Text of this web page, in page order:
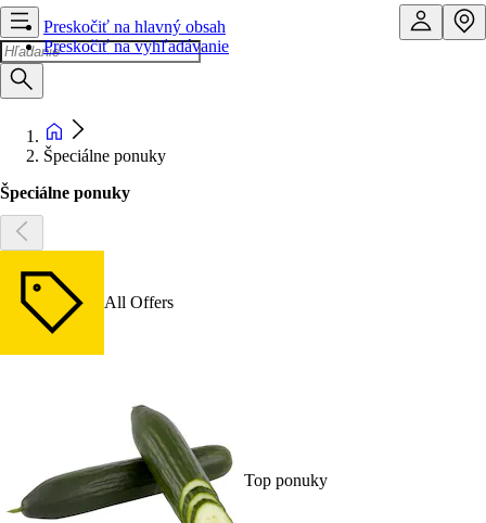
Preskočiť na hlavný obsah
Preskočiť na vyhľadávanie
Špeciálne ponuky
Špeciálne ponuky
All Offers
Top ponuky